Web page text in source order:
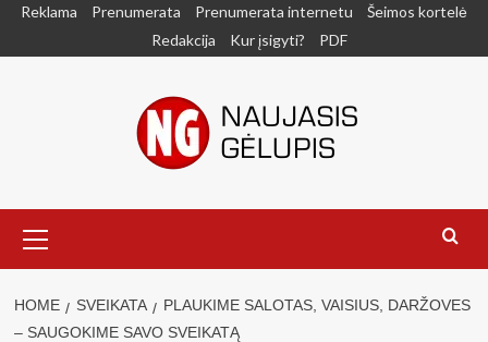
SkipReklama Prenumerata Prenumerata internetu
Šeimos kortelė
Redakcija
Kur įsigyti? PDF
Menu
HOME SVEIKATA
PLAUKIME SALOTAS, VAISIUS, DARŽOVES
– SAUGOKIME SAVO SVEIKATĄ